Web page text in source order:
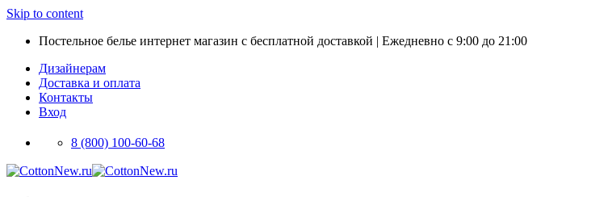
Skip to content
Постельное белье интернет магазин с бесплатной доставкой | Ежедневно с 9:00 до 21:00
Дизайнерам
Доставка и оплата
Контакты
Вход
8 (800) 100-60-68